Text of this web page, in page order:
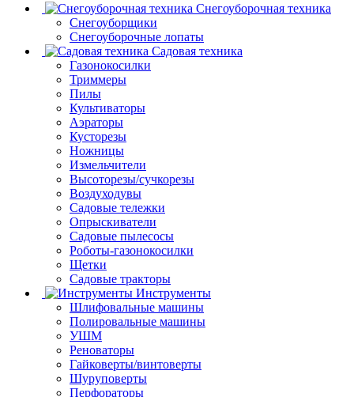
Снегоуборочная техника
Снегоуборщики
Снегоуборочные лопаты
Садовая техника
Газонокосилки
Триммеры
Пилы
Культиваторы
Аэраторы
Кусторезы
Ножницы
Измельчители
Высоторезы/сучкорезы
Воздуходувы
Садовые тележки
Опрыскиватели
Садовые пылесосы
Роботы-газонокосилки
Щетки
Садовые тракторы
Инструменты
Шлифовальные машины
Полировальные машины
УШМ
Реноваторы
Гайковерты/винтоверты
Шуруповерты
Перфораторы